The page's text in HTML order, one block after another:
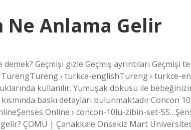
Ne Anlama Gelir
demek? Geçmişi gizle Geçmiş ayrıntıları Geçmişi
› turkce-englishTureng › turkce-
kullanılır. Yumuşak dokusu ile
baskı detayları bulunmaktadır.Concon
Online › concon-10lu-zibin-set-
ÇOMÜ | Çanakkale Onsekiz Mart